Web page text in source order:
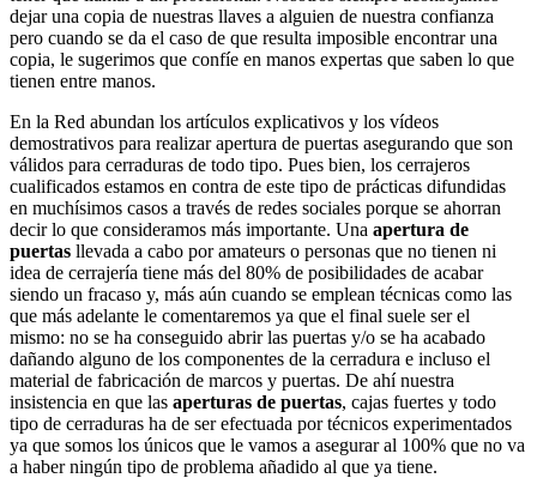
dejar una copia de nuestras llaves a alguien de nuestra confianza
pero cuando se da el caso de que resulta imposible encontrar una
copia, le sugerimos que confíe en manos expertas que saben lo que
tienen entre manos.
En la Red abundan los artículos explicativos y los vídeos
demostrativos para realizar apertura de puertas asegurando que son
válidos para cerraduras de todo tipo. Pues bien, los cerrajeros
cualificados estamos en contra de este tipo de prácticas difundidas
en muchísimos casos a través de redes sociales porque se ahorran
decir lo que consideramos más importante. Una apertura de
puertas llevada a cabo por amateurs o personas que no tienen ni
idea de cerrajería tiene más del 80% de posibilidades de acabar
siendo un fracaso y, más aún cuando se emplean técnicas como las
que más adelante le comentaremos ya que el final suele ser el
mismo: no se ha conseguido abrir las puertas y/o se ha acabado
dañando alguno de los componentes de la cerradura e incluso el
material de fabricación de marcos y puertas. De ahí nuestra
insistencia en que las aperturas de puertas, cajas fuertes y todo
tipo de cerraduras ha de ser efectuada por técnicos experimentados
ya que somos los únicos que le vamos a asegurar al 100% que no va
a haber ningún tipo de problema añadido al que ya tiene.